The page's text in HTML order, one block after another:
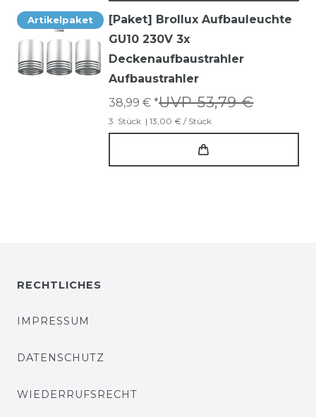
Artikelpaket
[Paket] Brollux Aufbauleuchte
GU10 230V 3x
Deckenaufbaustrahler
Aufbaustrahler
UVP 53,79 €
38,99 € *
3 Stück | 13,00 € / Stück
RECHTLICHES
IMPRESSUM
DATENSCHUTZ
WIEDERRUFSRECHT